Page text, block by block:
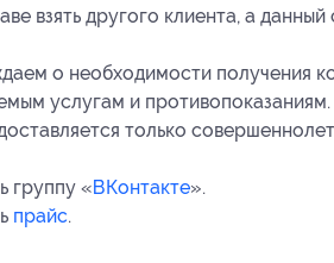
взять другого клиента, а
о необходимости получения
услугам и противопоказаниям.
только
группу «ВКонтакте».
прайс.